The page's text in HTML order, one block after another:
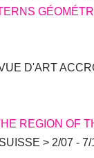
D'ART
REGION OF
> 2/07 - 7/